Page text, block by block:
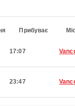
Прибуває
17:07
23:47